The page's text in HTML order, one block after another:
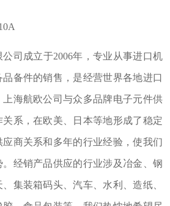
公司成立于2006年，专业从事进口机
备件的销售，是经营世界各地进口
海航欧公司与众多品牌电子元件供
系，在欧美、日本等地形成了稳定
商关系和多年的行业经验，使我们
经销产品供应的行业涉及冶金、钢
集装箱码头、汽车、水利、造纸、